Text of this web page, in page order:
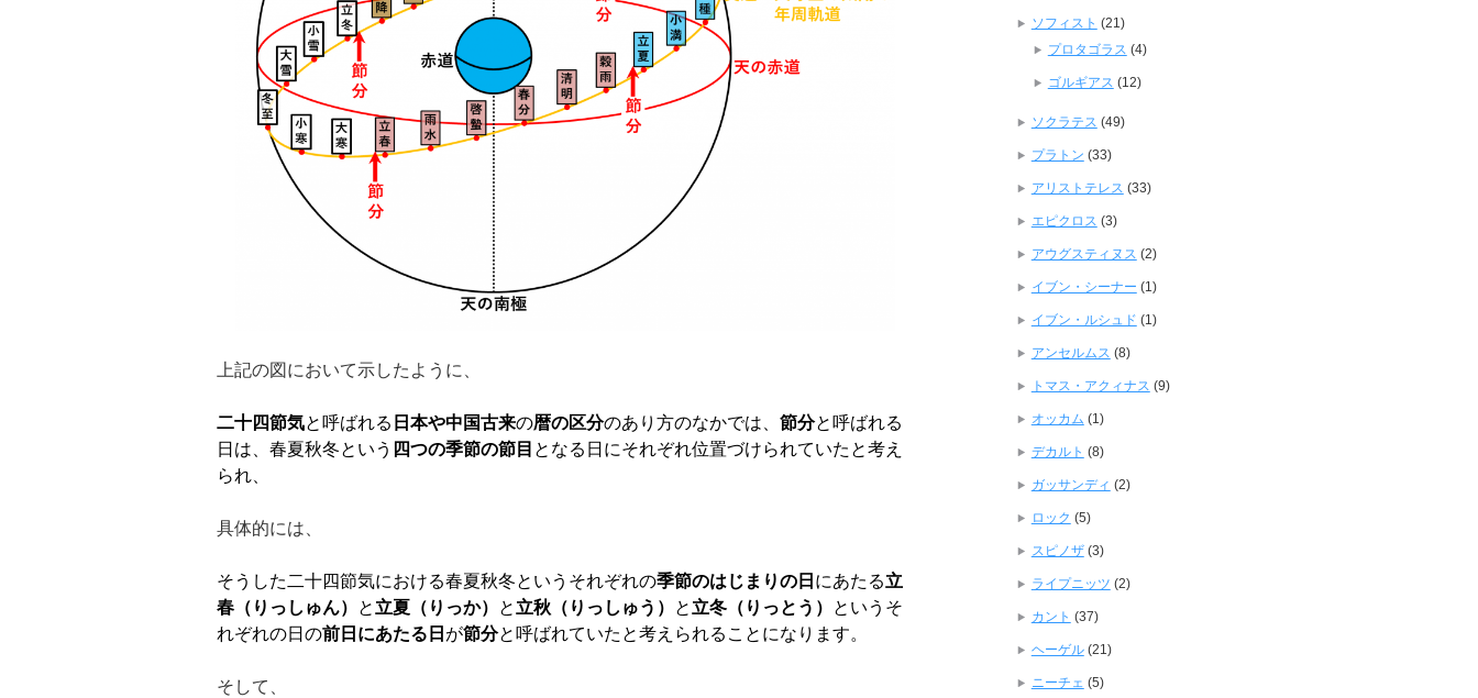
上記の図において示したように、
二十四節気と呼ばれる 日本や中国古来の暦の区分のあり方のなかでは、 節分と呼ばれる
日は、春夏秋冬という 四つの季節の節目 となる日にそれぞれ位置づけられていたと考え
られ、
具体的には、
そうした二十四節気における春夏秋冬というそれぞれの季節のはじまりの日 にあたる立
春（りっしゅん）
と 立夏（りっか） と 立秋（りっしゅう） と 立冬（りっとう）
というそ
れぞれの日の前日にあたる日 が節分と呼ばれていたと考えられることになります。
そして、
ソフィスト (21)
プロタゴラス (4)
ゴルギアス (12)
ソクラテス (49)
プラトン (33)
アリストテレス (33)
エピクロス (3)
アウグスティヌス (2)
イブン・シーナー (1)
イブン・ルシュド (1)
アンセルムス (8)
トマス・アクィナス (9)
オッカム (1)
デカルト (8)
ガッサンディ (2)
ロック (5)
スピノザ(3)
ライプニッツ (2)
カント (37)
ヘーゲル(21)
ニーチェ (5)